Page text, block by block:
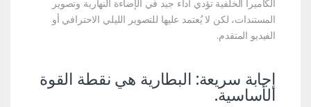
الكاميرا الخلفية تؤدي أداء جيد في الإضاءة النهارية وتصوير
المستندات، لكن لا يُعتمد عليها للتصوير الليلي الاحترافي أو
الفيديو المتقدم.
إجابة سريعة: البطارية هي نقطة القوة
الأساسية.